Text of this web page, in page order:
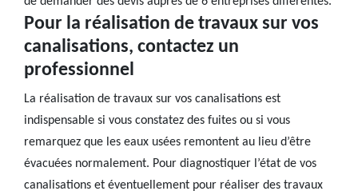
Pour la réalisation de travaux sur vos
canalisations, contactez un
professionnel
La réalisation de travaux sur vos canalisations est
indispensable si vous constatez des fuites ou si vous
remarquez que les eaux usées remontent au lieu d’être
évacuées normalement. Pour diagnostiquer l’état de vos
canalisations et éventuellement pour réaliser des travaux